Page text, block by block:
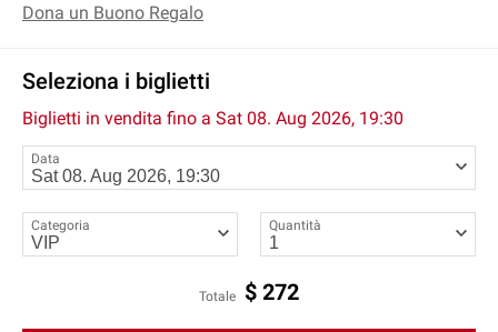
Dona un Buono Regalo
Seleziona i biglietti
Biglietti in vendita fino a Sat 08. Aug 2026, 19:30
Data
Categoria Quantità
Totale $ 272